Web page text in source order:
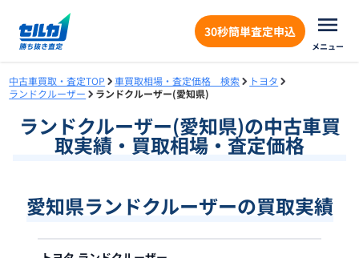
30秒簡単査定申込
メニュー
中古車買取・査定TOP 車買取相場・査定価格 検索
トヨタ
ランドクルーザー
ランドクルーザー(愛知県)
ランドクルーザー(愛知県)の中古車買
取実績・買取相場・査定価格
愛知県ランドクルーザーの買取実績